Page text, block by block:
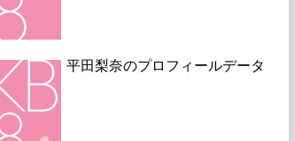
平田梨奈のプロフィールデータ